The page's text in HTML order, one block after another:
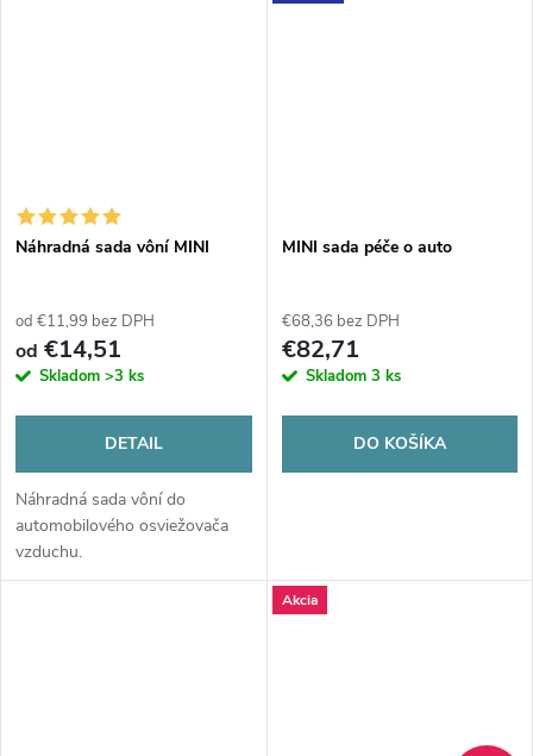
Náhradná sada vôní MINI
od €11,99 bez DPH
od €14,51
Skladom >3 ks
DETAIL
Náhradná sada vôní do
automobilového osviežovača
vzduchu.
MINI sada péče o auto
€68,36 bez DPH
€82,71
Skladom 3 ks
DO KOŠÍKA
Akcia